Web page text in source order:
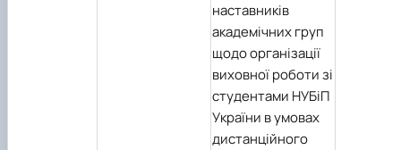
наставників
академічних груп
щодо організації
виховної роботи зі
студентами НУБіП
України в умовах
дистанційного